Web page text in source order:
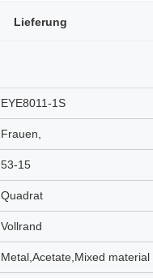
Lieferung
EYE8011-1S
Frauen,
53-15
Quadrat
Vollrand
Metal,Acetate,Mixed material